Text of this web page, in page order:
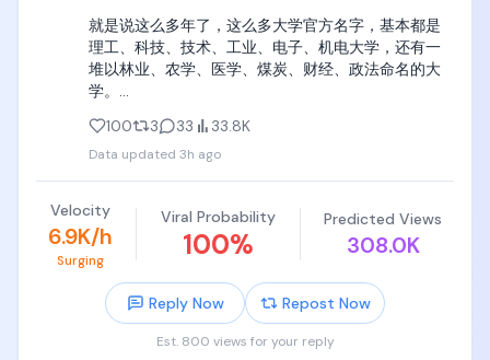
只不过是一种形式主义式的自我满足而已。
如果负责采购的日本政府官员只有这种程度的AI/IT素
养，那么从现在就可以预见：自卫队的这款AI-C2（人
工智能指挥控制）系统即使投入了大量时间和金钱进
公司忽悠的日本企业一样，在实战中根本派不上多大
用场。
单从防卫省的这次采购案就可以看出，当今日本的AI
产业已经退化成了一个多么腐败的产业——一个只会在
封闭的裙带关系和禁锢的信息空间里进行利益交换的
毫无竞争力的产业。这一事件也充分暴露出现在的日
本已经变成了一个多么缺乏元认知（不知道自己有多
无知）的国家。这大概就是“市场激励一旦腐烂，人和
就是说这么多年了，这么多大学官方名字，基本都是
理工、科技、技术、工业、电子、机电大学，还有一
堆以林业、农学、医学、煤炭、财经、政法命名的大
学。
天底下就没有一个大学，计划改叫“计算机大学”的吗？
我建议什么工业、交通、电子、科技类大学，抢先拿
一个“计算机大学”， 把这个头衔抢到手，这才是目前
中国大学未来100年该做的最正经、最正确、最长期主
义的事情。
100 3 33 33.8K
Data updated 3h ago
Velocity
6.9K/h
Surging
Viral Probability
100%
Predicted Views
308.0K
Reply Now Repost Now
Est. 800 views for your reply